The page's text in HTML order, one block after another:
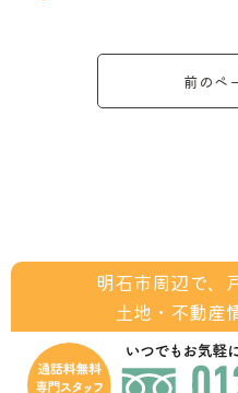
前のペ
明石市周辺で、
土地・不動産